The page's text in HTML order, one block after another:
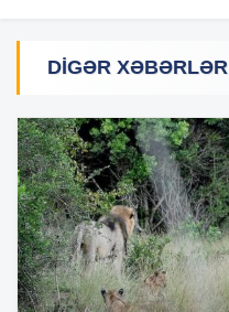
DIGƏR XƏBƏRLƏR